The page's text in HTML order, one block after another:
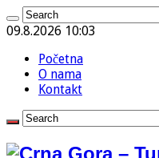
09.8.2026 10:03
Početna
O nama
Kontakt